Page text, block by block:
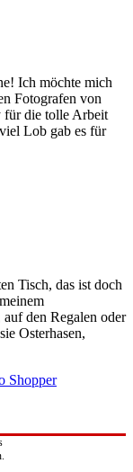
Ich möchte mich
Fotografen von
für die tolle Arbeit
Lob gab es für
Tisch, das ist doch
den Regalen oder
Osterhasen,
Shopper